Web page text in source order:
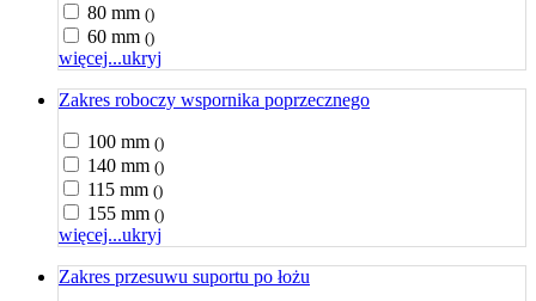
80 mm ()
60 mm ()
więcej...ukryj
Zakres roboczy wspornika poprzecznego
100 mm ()
140 mm ()
115 mm ()
155 mm ()
więcej...ukryj
Zakres przesuwu suportu po łożu